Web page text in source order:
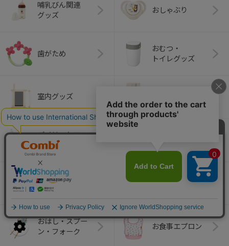
哺乳びん関連
グッズ
おしゃぶり
歯がため
おむつ・
トイレグッズ
室内グッズ
ビーベッド
デイリーケア
グッズ
ベビー食器 マグ
おはし・スプー
ン・フォーク
お食事エプロン